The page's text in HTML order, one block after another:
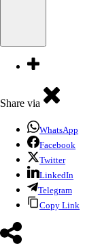
Share via
WhatsApp
Facebook
Twitter
LinkedIn
Telegram
Copy Link